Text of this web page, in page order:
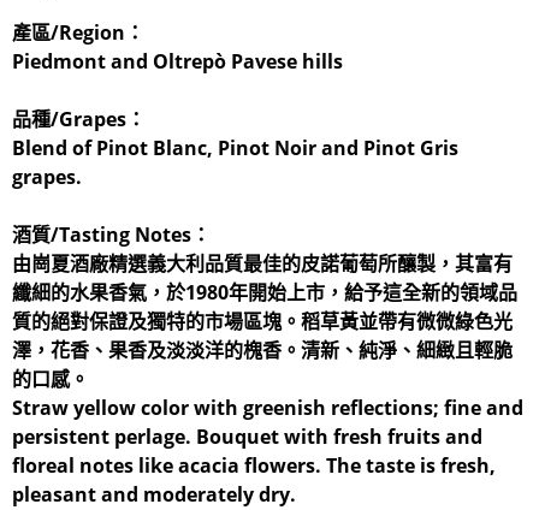
產區/Region：
Piedmont and Oltrepò Pavese hills
品種/Grapes：
Blend of Pinot Blanc, Pinot Noir and Pinot Gris
grapes.
酒質/Tasting Notes：
由崗夏酒廠精選義大利品質最佳的皮諾葡萄所釀製，其富有
纖細的水果香氣，於1980年開始上市，給予這全新的領域品
質的絕對保證及獨特的市場區塊。稻草黃並帶有微微綠色光
澤，花香、果香及淡淡洋的槐香。清新、純淨、細緻且輕脆
的口感。
Straw yellow color with greenish reflections; fine and
persistent perlage. Bouquet with fresh fruits and
floreal notes like acacia flowers. The taste is fresh,
pleasant and moderately dry.